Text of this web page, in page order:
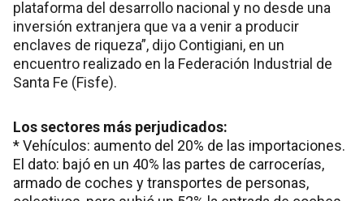
plataforma del desarrollo nacional y no desde una
inversión extranjera que va a venir a producir
enclaves de riqueza”, dijo Contigiani, en un
encuentro realizado en la Federación Industrial de
Santa Fe (Fisfe).
Los sectores más perjudicados:
* Vehículos: aumento del 20% de las importaciones.
El dato: bajó en un 40% las partes de carrocerías,
armado de coches y transportes de personas,